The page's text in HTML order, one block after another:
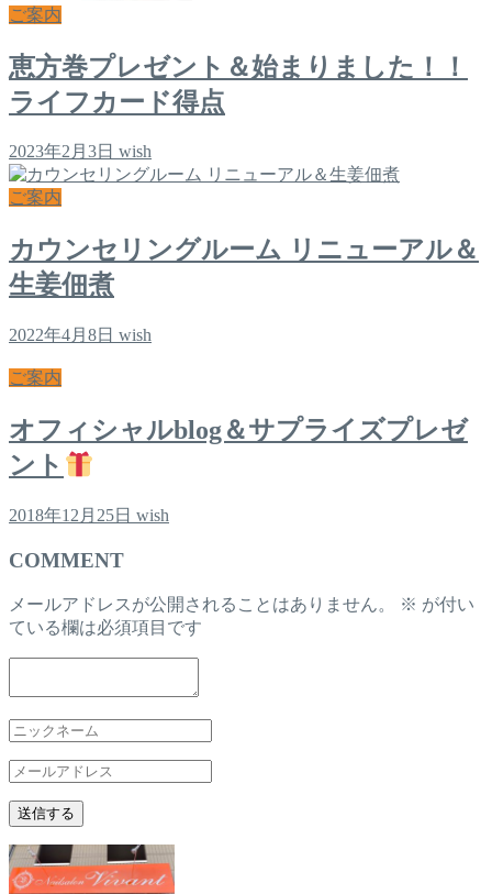
ご案内
恵方巻プレゼント＆始まりました！！
ライフカード得点
2023年2月3日 wish
ご案内
カウンセリングルーム リニューアル＆
生姜佃煮
2022年4月8日 wish
ご案内
オフィシャルblog＆サプライズプレゼ
ント
2018年12月25日 wish
COMMENT
メールアドレスが公開されることはありません。 ※ が付い
ている欄は必須項目です